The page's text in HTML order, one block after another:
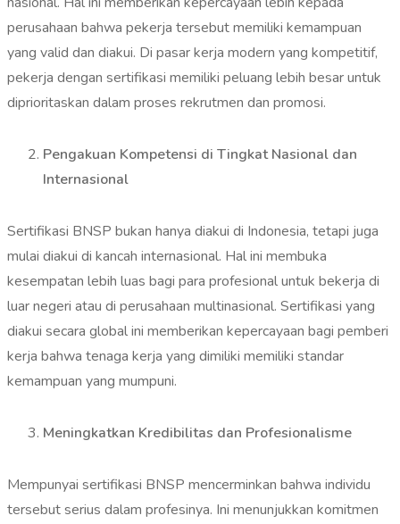
perusahaan bahwa pekerja tersebut memiliki kemampuan
yang valid dan diakui. Di pasar kerja modern yang kompetitif,
pekerja dengan sertifikasi memiliki peluang lebih besar untuk
diprioritaskan dalam proses rekrutmen dan promosi.
Pengakuan Kompetensi di Tingkat Nasional dan
Internasional
Sertifikasi BNSP bukan hanya diakui di Indonesia, tetapi juga
mulai diakui di kancah internasional. Hal ini membuka
kesempatan lebih luas bagi para profesional untuk bekerja di
luar negeri atau di perusahaan multinasional. Sertifikasi yang
diakui secara global ini memberikan kepercayaan bagi pemberi
kerja bahwa tenaga kerja yang dimiliki memiliki standar
kemampuan yang mumpuni.
Meningkatkan Kredibilitas dan Profesionalisme
Mempunyai sertifikasi BNSP mencerminkan bahwa individu
tersebut serius dalam profesinya. Ini menunjukkan komitmen